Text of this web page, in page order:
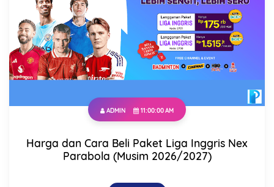
ADMIN 11:00:00 AM
Harga dan Cara Beli Paket Liga Inggris Nex
Parabola (Musim 2026/2027)